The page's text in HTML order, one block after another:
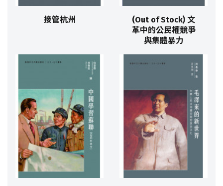
接管杭州
(Out of Stock) 文
革中的公民權競爭
與集體暴力